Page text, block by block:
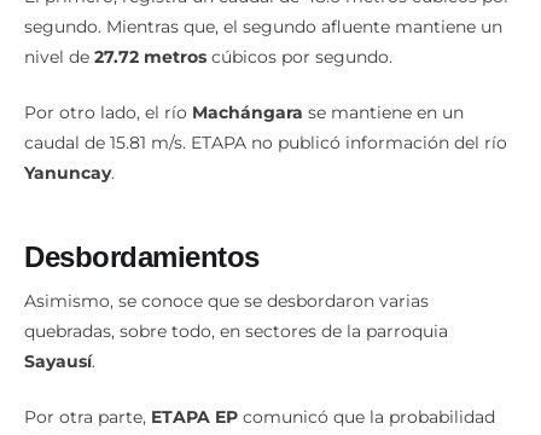
segundo. Mientras que, el segundo afluente mantiene un
nivel de 27.72 metros cúbicos por segundo.
Por otro lado, el río Machángara se mantiene en un
caudal de 15.81 m/s. ETAPA no publicó información del río
Yanuncay.
Desbordamientos
Asimismo, se conoce que se desbordaron varias
quebradas, sobre todo, en sectores de la parroquia
Sayausí.
Por otra parte, ETAPA EP comunicó que la probabilidad